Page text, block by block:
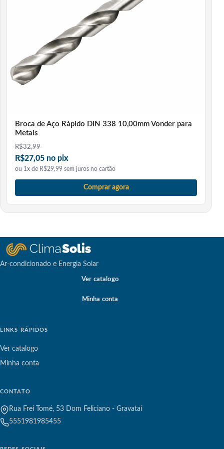
Broca de Aço Rápido DIN 338 10,00mm Vonder para
Metais
R$32,99
R$27,05 no pix
ou 1x de R$29,99 sem juros no cartão
Comprar agora
Ar-condicionado e Energia Solar
Ver catalogo
Minha conta
LINKS RÁPIDOS
Ver catalogo
Minha conta
CONTATO
Rua Frei Tomé, 53 Dom Feliciano - Gravataí
5551981985455